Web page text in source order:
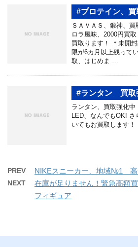
#プロテイン、買
ＳＡＶＡＳ、鍛神、
ロラ風味、2000円買
買取ります！ ＊未開
限が6カ月以上残って
取、はじめま …
#ランタン 買取
ランタン、買取強化中
LED、なんでもOK! さ
いてもお買取します！
PREV NIKEスニーカー、地域№1 高
NEXT
在庫が足りません！緊急高額
フィギュア